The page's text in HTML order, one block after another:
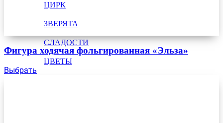
ЦИРК
ЗВЕРЯТА
СЛАДОСТИ
ЦВЕТЫ
Фигура ходячая фольгированная «Эльза»
Выбрать